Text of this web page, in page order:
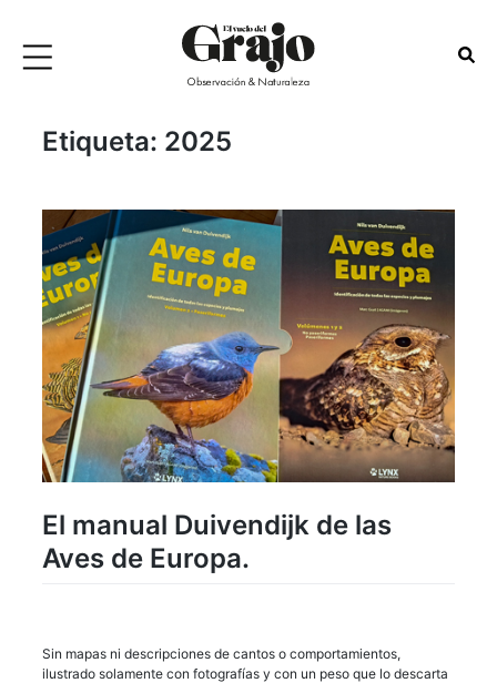
Etiqueta: 2025
El manual Duivendijk de las
Aves de Europa.
Sin mapas ni descripciones de cantos o comportamientos,
ilustrado solamente con fotografías y con un peso que lo descarta